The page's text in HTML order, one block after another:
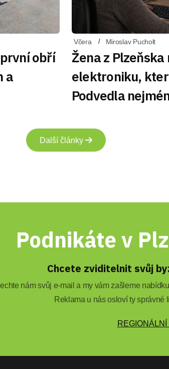
obří
a
Včera Miroslav Pucholt
Žena z
elektroniku,
Podvedla
Další články
Podnikáte v
Chcete zviditelnit svůj
nám svůj e-mail a my vám zašleme
Reklama u nás osloví ty správné